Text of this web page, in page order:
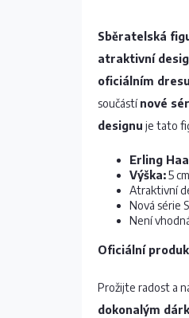
Sběratelská
atraktivní
oficiálním dresu
součástínové
designu je tato
Erling
Výška:5 cm
Atraktivní
Nová série
Není
Oficiální
Prožijte radost a
dokonalým